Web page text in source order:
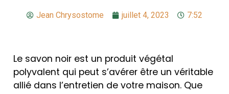
Jean Chrysostome juillet 4, 2023 7:52
Le savon noir est un produit végétal
polyvalent qui peut s’avérer être un véritable
allié dans l’entretien de votre maison. Que